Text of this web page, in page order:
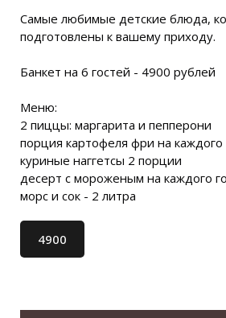
Самые любимые детские блюда,
подготовлены к вашему приходу.
Банкет на 6 гостей - 4900 рублей
Меню:
2 пиццы: маргарита и пепперони
порция картофеля фри на каждого
куриные наггетсы 2 порции
десерт с мороженым на каждого
морс и сок - 2 литра
4900